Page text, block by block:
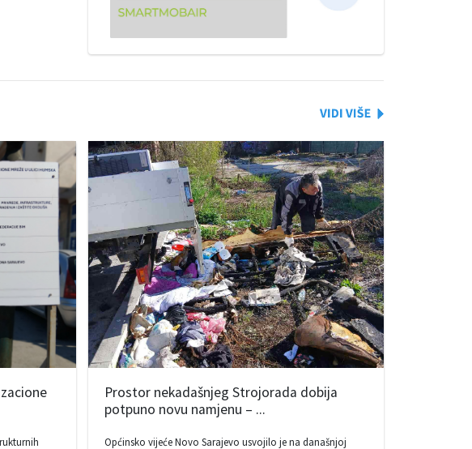
Prostor nekadašnjeg Strojorada dobija
potpuno novu namjenu – ...
Općinsko vijeće Novo Sarajevo usvojilo je na današnjoj